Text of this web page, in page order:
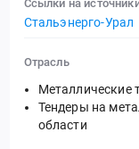
Ссылки на
Стальэнерго-Урал
Отрасль
Металлические
Тендеры на
области